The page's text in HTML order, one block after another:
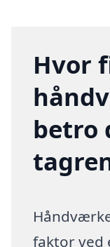
Hvor
betro
faktor ved